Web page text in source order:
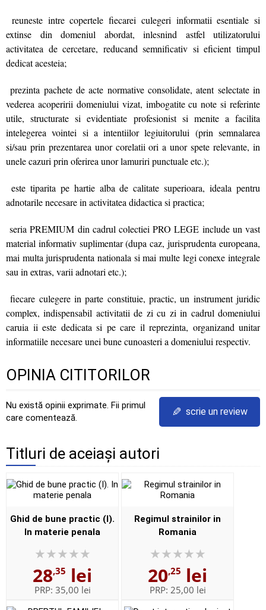
reuneste intre copertele fiecarei culegeri informatii esentiale si
extinse din domeniul abordat, inlesnind astfel utilizatorului
activitatea de cercetare, reducand semnificativ si eficient timpul
dedicat acesteia;
prezinta pachete de acte normative consolidate, atent selectate in
vederea acoperirii domeniului vizat, imbogatite cu note si referinte
utile, structurate si evidentiate profesionist si menite a facilita
intelegerea vointei si a intentiilor legiuitorului (prin semnalarea
si/sau prin prezentarea unor corelatii ori a unor spete relevante, in
unele cazuri prin oferirea unor lamuriri punctuale etc.);
este tiparita pe hartie alba de calitate superioara, ideala pentru
adnotarile necesare in activitatea didactica si practica;
seria PREMIUM din cadrul colectiei PRO LEGE include un vast
material informativ suplimentar (dupa caz, jurisprudenta europeana,
mai multa jurisprudenta nationala si mai multe legi conexe integrale
sau in extras, varii adnotari etc.);
fiecare culegere in parte constituie, practic, un instrument juridic
complex, indispensabil activitatii de zi cu zi in cadrul domeniului
caruia ii este dedicata si pe care il reprezinta, organizand unitar
informatiile necesare unei bune cunoasteri a domeniului respectiv.
OPINIA CITITORILOR
Nu există opinii exprimate. Fii primul
care comentează.
✎ scrie un review
Titluri de aceiași autori
Ghid de bune practic (I).
In materie penala
28,35 lei
PRP: 35,00 lei
Regimul strainilor in
Romania
20,25 lei
PRP: 25,00 lei